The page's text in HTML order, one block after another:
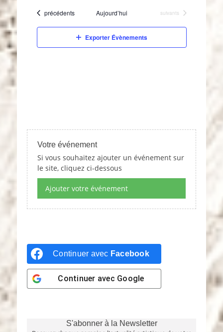
l
e
t
n
e
d
a
t
e
Évènements
précédents Aujourd’hui Évènements
suivants
Exporter Évènements
Votre événement
Si vous souhaitez ajouter un événement sur
le site, cliquez ci-dessous
Ajouter votre événement
Continuer avec Facebook
Continuer avec Google
S'abonner à la Newsletter